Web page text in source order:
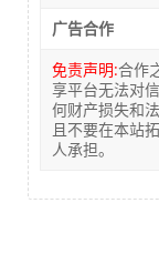
广告合作
免责声明:合作
享平台无法对
何财产损失和
且不要在本站
人承担。